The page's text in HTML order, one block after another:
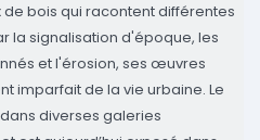
bois qui racontent différentes
la signalisation d'époque, les
et l'érosion, ses œuvres
imparfait de la vie urbaine. Le
diverses galeries